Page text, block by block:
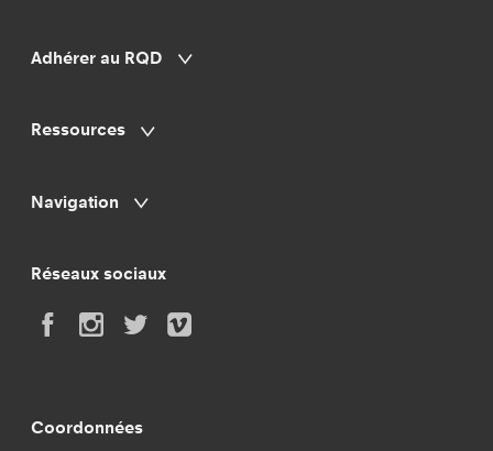
Adhérer au RQD
Ressources
Navigation
Réseaux sociaux
Coordonnées